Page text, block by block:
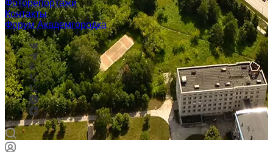
Фоторепортажи
Контакты
Форум Академгородка